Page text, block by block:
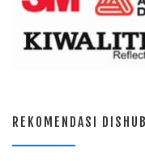
REKOMENDASI